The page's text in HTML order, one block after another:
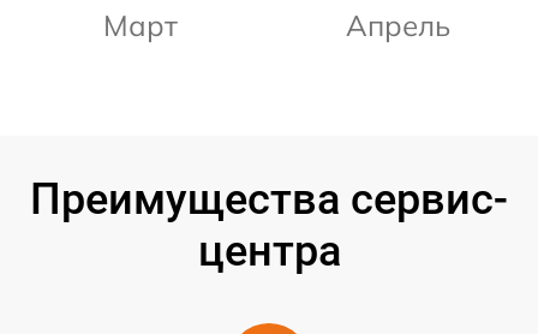
Март Апрель
Преимущества сервис-
центра